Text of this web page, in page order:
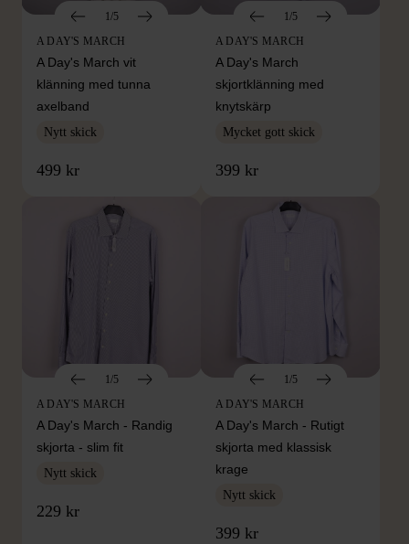
1/5
A DAY'S MARCH
A Day's March vit
klänning med tunna
axelband
Nytt skick
499 kr
1/5
A DAY'S MARCH
A Day's March
skjortklänning med
knytskärp
Mycket gott skick
399 kr
1/5
A DAY'S MARCH
A Day's March - Randig
skjorta - slim fit
Nytt skick
229 kr
1/5
A DAY'S MARCH
A Day's March - Rutigt
skjorta med klassisk
krage
Nytt skick
399 kr